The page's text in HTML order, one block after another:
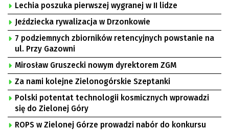
Lechia poszuka pierwszej wygranej w II lidze
Jeździecka rywalizacja w Drzonkowie
7 podziemnych zbiorników retencyjnych powstanie na
ul. Przy Gazowni
Mirosław Gruszecki nowym dyrektorem ZGM
Za nami kolejne Zielonogórskie Szeptanki
Polski potentat technologii kosmicznych wprowadzi
się do Zielonej Góry
ROPS w Zielonej Górze prowadzi nabór do konkursu